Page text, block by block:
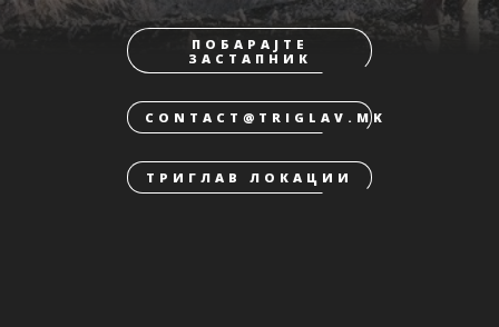
ПОБАРАЈТЕ
ЗАСТАПНИК
CONTACT@TRIGLAV.MK
ТРИГЛАВ ЛОКАЦИИ